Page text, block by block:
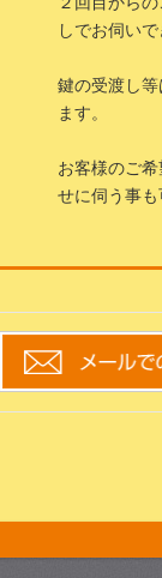
しでお伺いで
鍵の受渡し
ます。
お客様のご
せに伺う事も